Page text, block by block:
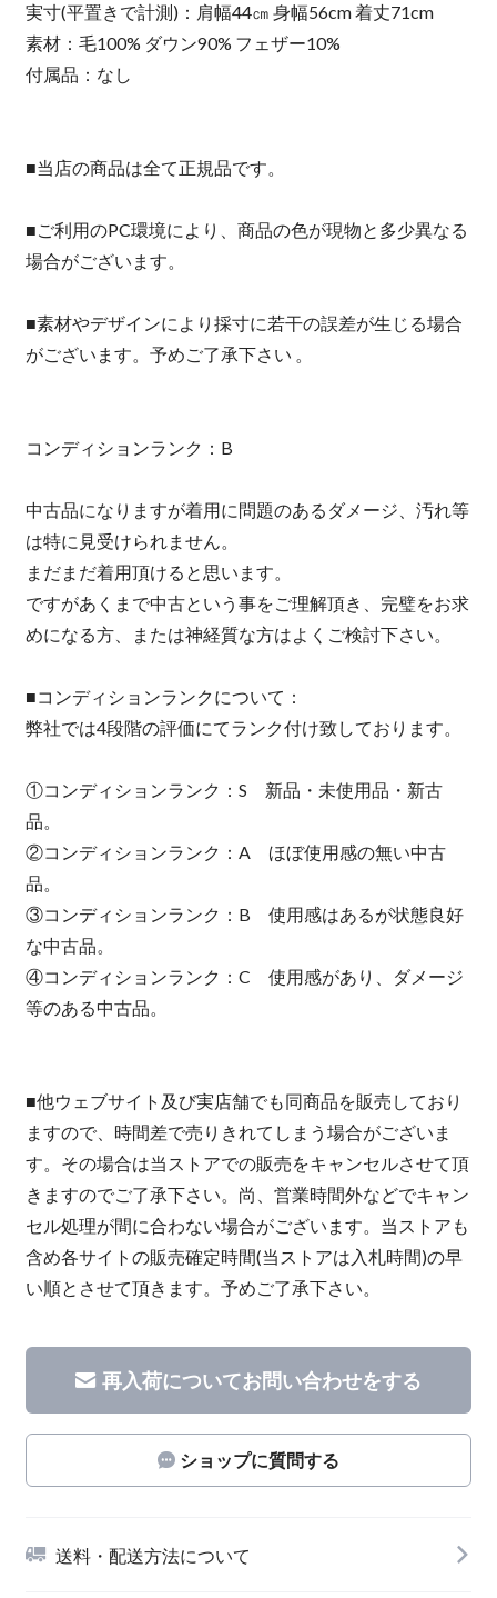
実寸(平置きで計測)：肩幅44㎝ 身幅56cm 着丈71cm
素材：毛100% ダウン90% フェザー10%
付属品：なし
■当店の商品は全て正規品です。
■ご利用のPC環境により、商品の色が現物と多少異なる
場合がございます。
■素材やデザインにより採寸に若干の誤差が生じる場合
がございます。予めご了承下さい 。
コンディションランク：B
中古品になりますが着用に問題のあるダメージ、汚れ等
は特に見受けられません。
まだまだ着用頂けると思います。
ですがあくまで中古という事をご理解頂き、完璧をお求
めになる方、または神経質な方はよくご検討下さい。
■コンディションランクについて：
弊社では4段階の評価にてランク付け致しております。
①コンディションランク：S 新品・未使用品・新古
品。
②コンディションランク：A ほぼ使用感の無い中古
品。
③コンディションランク：B 使用感はあるが状態良好
な中古品。
④コンディションランク：C 使用感があり、ダメージ
等のある中古品。
■他ウェブサイト及び実店舗でも同商品を販売しており
ますので、時間差で売りきれてしまう場合がございま
す。その場合は当ストアでの販売をキャンセルさせて頂
きますのでご了承下さい。尚、営業時間外などでキャン
セル処理が間に合わない場合がございます。当ストアも
含め各サイトの販売確定時間(当ストアは入札時間)の早
い順とさせて頂きます。予めご了承下さい。
再入荷についてお問い合わせをする
ショップに質問する
送料・配送方法について